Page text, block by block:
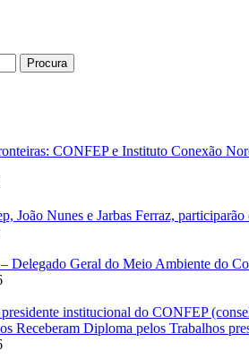
Procura
CONFEP e Instituto Conexão
João Nunes e Jarbas Ferraz,
Delegado Geral do Meio Ambiente do
institucional do CONFEP
Receberam Diploma pelos Trabalhos